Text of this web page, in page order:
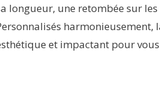
longueur, une retombée sur
harmonieusement,
et impactant pour